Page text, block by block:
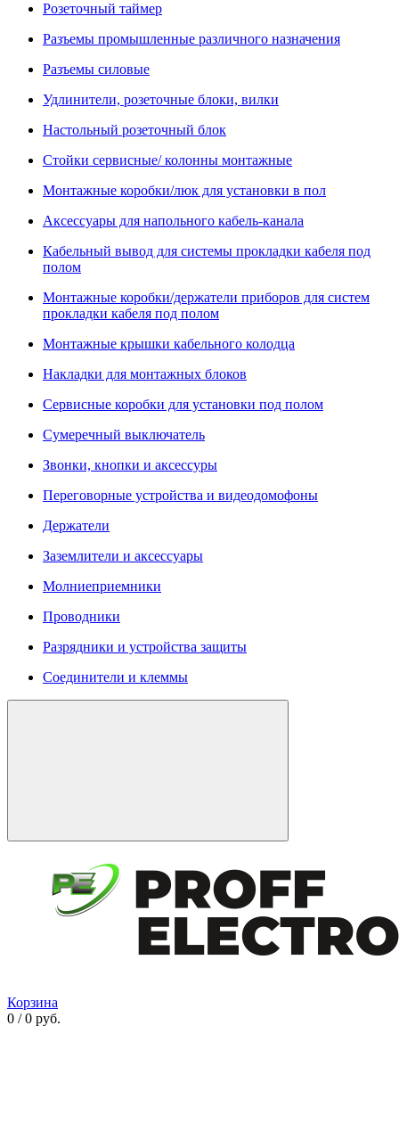
Розеточный таймер
Разъемы промышленные различного назначения
Разъемы силовые
Удлинители, розеточные блоки, вилки
Настольный розеточный блок
Стойки сервисные/ колонны монтажные
Монтажные коробки/люк для установки в пол
Аксессуары для напольного кабель-канала
Кабельный вывод для системы прокладки кабеля под
полом
Монтажные коробки/держатели приборов для систем
прокладки кабеля под полом
Монтажные крышки кабельного колодца
Накладки для монтажных блоков
Сервисные коробки для установки под полом
Сумеречный выключатель
Звонки, кнопки и аксессуры
Переговорные устройства и видеодомофоны
Держатели
Заземлители и аксессуары
Молниеприемники
Проводники
Разрядники и устройства защиты
Соединители и клеммы
Корзина
0 / 0 руб.